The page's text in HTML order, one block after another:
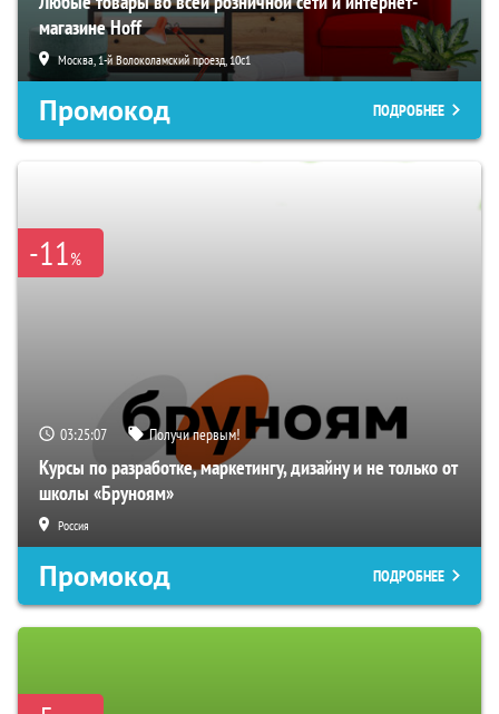
магазине Hoff
Москва, 1-й Волоколамский проезд, 10с1
Промокод ПОДРОБНЕЕ
-11%
03:25:06 Получи первым!
Курсы по разработке, маркетингу, дизайну и не только от
школы «Бруноям»
Россия
Промокод ПОДРОБНЕЕ